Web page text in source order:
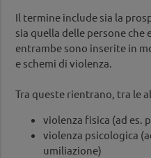
Il termine include sia la
sia quella delle persone
entrambe sono inserite in
e schemi di violenza.
Tra queste rientrano, tra le
violenza fisica (ad es.
violenza psicologica
umiliazione)